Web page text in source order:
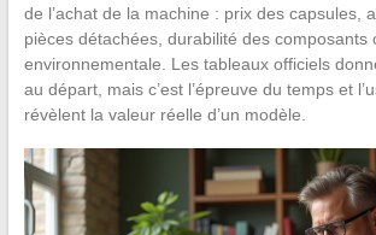
de l’achat de la machine : prix des capsules,
pièces détachées, durabilité des composants
environnementale. Les tableaux officiels
au départ, mais c’est l’épreuve du temps et
révèlent la valeur réelle d’un modèle.